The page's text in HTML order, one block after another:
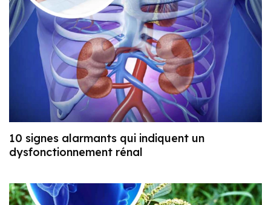
10 signes alarmants qui indiquent un
dysfonctionnement rénal